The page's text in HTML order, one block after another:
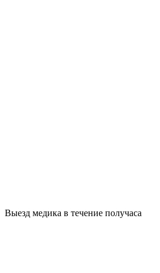
Выезд медика в течение получаса